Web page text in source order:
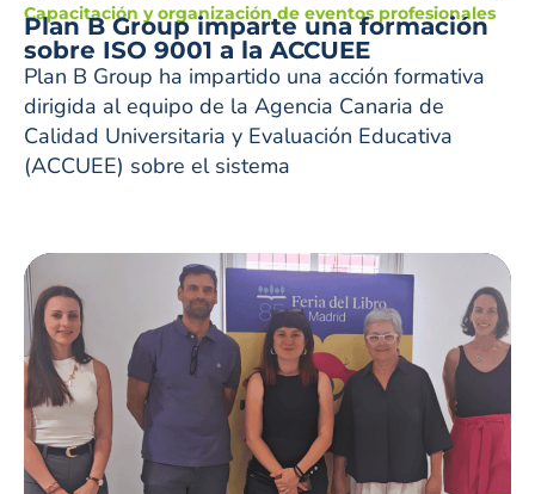
Capacitación y organización de eventos profesionales
Plan B Group imparte una formación
sobre ISO 9001 a la ACCUEE
Plan B Group ha impartido una acción formativa
dirigida al equipo de la Agencia Canaria de
Calidad Universitaria y Evaluación Educativa
(ACCUEE) sobre el sistema